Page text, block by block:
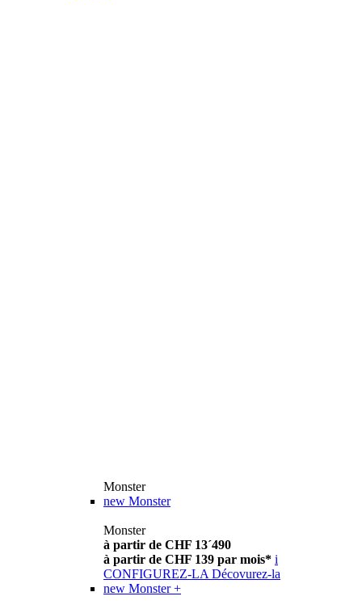
Monster
new Monster
Monster
à partir de CHF 13´490
à partir de CHF 139 par mois* i
CONFIGUREZ-LA Décovurez-la
new Monster +